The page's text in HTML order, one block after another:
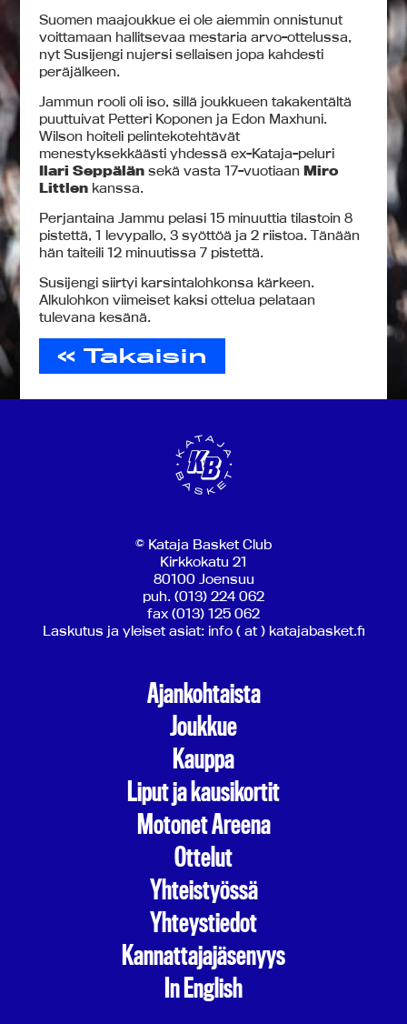
Suomen maajoukkue ei ole aiemmin onnistunut
voittamaan hallitsevaa mestaria arvo-ottelussa,
nyt Susijengi nujersi sellaisen jopa kahdesti
peräjälkeen.
Jammun rooli oli iso, sillä joukkueen takakentältä
puuttuivat Petteri Koponen ja Edon Maxhuni.
Wilson hoiteli pelintekotehtävät
menestyksekkäästi yhdessä ex-Kataja-peluri
Ilari Seppälän sekä vasta 17-vuotiaanMiro
Littlen kanssa.
Perjantaina Jammu pelasi 15 minuuttia tilastoin 8
pistettä, 1 levypallo, 3 syöttöä ja 2 riistoa. Tänään
hän taiteili 12 minuutissa 7 pistettä.
Susijengi siirtyi karsintalohkonsa kärkeen.
Alkulohkon viimeiset kaksi ottelua pelataan
tulevana kesänä.
« Takaisin
© Kataja Basket Club
Kirkkokatu 21
80100 Joensuu
puh. (013) 224 062
fax (013) 125 062
Laskutus ja yleiset asiat: info ( at ) katajabasket.fi
Ajankohtaista
Joukkue
Kauppa
Liput ja kausikortit
Motonet Areena
Ottelut
Yhteistyössä
Yhteystiedot
Kannattajajäsenyys
In English